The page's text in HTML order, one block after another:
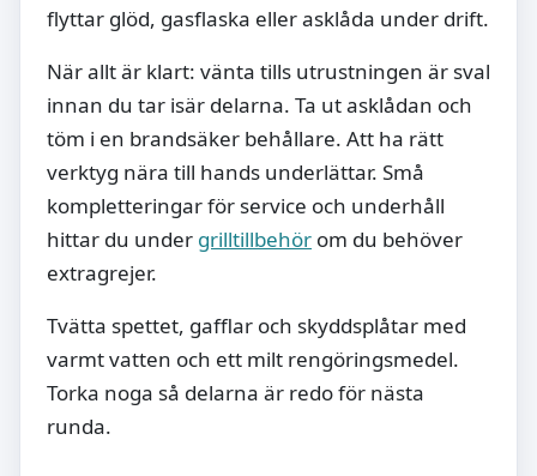
flyttar glöd, gasflaska eller asklåda under drift.
När allt är klart: vänta tills utrustningen är sval
innan du tar isär delarna. Ta ut asklådan och
töm i en brandsäker behållare. Att ha rätt
verktyg nära till hands underlättar. Små
kompletteringar för service och underhåll
hittar du under grilltillbehör om du behöver
extragrejer.
Tvätta spettet, gafflar och skyddsplåtar med
varmt vatten och ett milt rengöringsmedel.
Torka noga så delarna är redo för nästa
runda.